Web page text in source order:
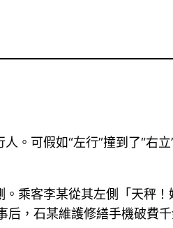
。可假如“左行”撞到了“右
。乘客李某從其左側「天秤
，石某維護修繕手機破費